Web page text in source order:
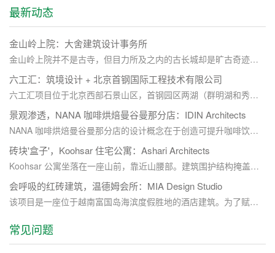
最新动态
金山岭上院：大舍建筑设计事务所
金山岭上院并不是古寺，但目力所及之内的古长城却是旷古奇迹。上院的出现为这一片山谷建立了新的时间点。一个轻盈、轻触地面的禅堂（阿兰若），纤细轻薄的结构拉开了新建物与古长城之间的时间距离，也再次因为人类的建造活动定位了这一片山谷的时间性。上院本身也试图从上层入口庭院至下部开敞禅堂通过氛围以及空间的开合建立一种内部的时间性。新的建造既要与古长城去时空对话，也要能契合这山谷的地形地貌和荒野气质。
六工汇：筑境设计 + 北京首钢国际工程技术有限公司
六工汇项目位于北京西部石景山区，首钢园区两湖（群明湖和秀池）片区中部，总建筑面积223753平方米。这里因服务2022年冬奥会而享誉海内外，谷爱凌和苏翊鸣就是在这里创造了历史，实现了中国在大跳台上的伟大突破。如今已步入后奥运时代，首钢的城市更新仍在继续，六工汇就是在这样的时空背景下诞生出来。今年6月18日，六工汇购物广场盛大开业。关联商办地块已经相继成功交付运营，标志着首钢的更新发展从“体育+”全面进入“城市+”的崭新阶段。
景观渗透，NANA 咖啡烘焙曼谷曼那分店：IDIN Architects
NANA 咖啡烘焙曼谷曼那分店的设计概念在于创造可提升咖啡饮用体验的空间，让咖啡成为人们的关注焦点。项目采用简化表达的建筑形式，通过将建筑空间与景观的和谐结合，营造出一种郁郁葱葱的环境氛围，继而将游客的注意力从熙熙攘攘的高速公路上引开并转移到咖啡上。
砖块'盒子'，Koohsar 住宅公寓：Ashari Architects
Koohsar 公寓坐落在一座山前，靠近山腰部。建筑围护结构掩盖了部分山景，为了在视觉上将建筑背后的山景与建筑立面融为一体，立面使用了砖材料与远处山脉的色调相得益彰。砖块图案模拟了从山底登顶的过程，吸引了游客对后方山景的兴趣，并呈现出无缝连接的前景建筑。
会呼吸的红砖建筑，温德姆会所：MIA Design Studio
该项目是一座位于越南富国岛海滨度假胜地的酒店建筑。为了赋予建筑以一种既现代、又传统的新视野，设计者选择以灯笼为主要概念。在夜间，温德姆会所这一“灯笼”将营造出温柔、细腻的光感，并成为度假村入口处的一大亮点。此外，项目主要选用的材料为红砖，以此表达了当地石匠工艺的细致和精确之美。
常见问题